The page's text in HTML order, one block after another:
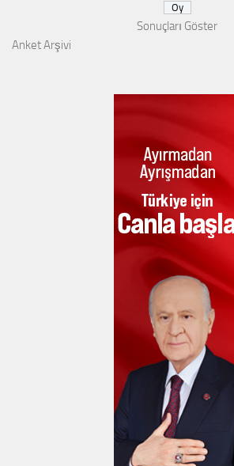
Sonuçları Göster
Anket Arşivi